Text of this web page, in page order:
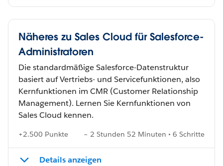
Näheres zu Sales Cloud für Salesforce-
Administratoren
Die standardmäßige Salesforce-Datenstruktur
basiert auf Vertriebs- und Servicefunktionen, also
Kernfunktionen im CMR (Customer Relationship
Management). Lernen Sie Kernfunktionen von
Sales Cloud kennen.
+2.500 Punkte ~ 2 Stunden 52 Minuten • 6 Schritte
Details anzeigen